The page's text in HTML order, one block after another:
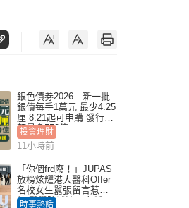
銀色債券2026｜新一批
銀債每手1萬元 最少4.25
厘 8.21起可申購 發行金
額最多550億
投資理財
11小時前
「你個frd廢！」JUPAS
放榜炫耀港大醫科Offer
名校女生囂張留言惹眾
怒 醫學院澄清：宣稱
時事熱話